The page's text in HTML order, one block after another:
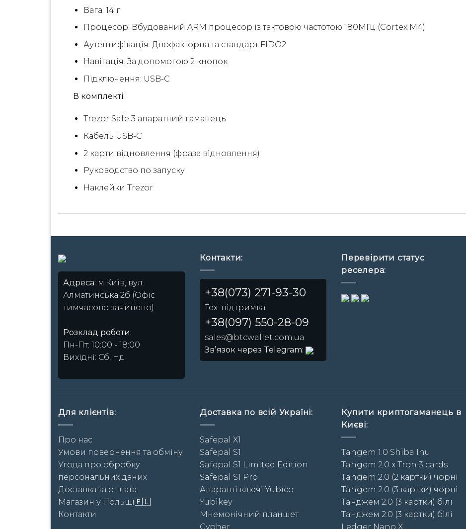
Вага: 14 г
Процесор: Вбудований ARM процесор із тактовою частотою 180МГц (Cortex M4)
Аутентифікація: Двофакторна та стандарт FIDO2
Навігація: За допомогою 2 кнопок
Підключення: USB-C
В комплекті:
Trezor Safe 3 апаратний гаманець
Кабель USB-C
2 карти відновлення (фраза відновлення)
Руководство по запуску
Наклейки Trezor
Адреса: м.Київ, вул.
Алматинська 2б (Офіс
тимчасово зачинено)
Розклад роботи:
Пн-Пт: 10:00 - 18:00
Вихідні: Сб, Нд
Контакти:
+38(073) 271-93-30
Тех. підтримка:
+38(097) 550-28-09
sales@btcwallet.com.ua
Звʼязок через Telegram:
Перевірити статус
реселера:
Для клієнтів:
Про нас
Умови повернення та обміну
Угода про обробку
персональних даних
Доставка та оплата
Магазин у Польщі🇵🇱
Контакти
Доставка по всій Україні:
Safepal X1
Safepal S1
Safepal S1 Limited Edition
Safepal S1 Pro
Апаратні ключі Yubico
Yubikey
Мнемонічний планшет
Cypher
Купити криптогаманець в
Києві:
Tangem 1.0 Shiba Inu
Tangem 2.0 x Tron 3 cards
Tangem 2.0 (2 картки) чорні
Tangem 2.0 (3 картки) чорні
Taнджем 2.0 (3 картки) білі
Taнджем 2.0 (3 картки) білі
Ledger Nano X